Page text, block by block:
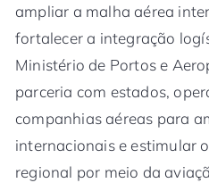
ampliar a malha aérea
fortalecer a integração
Ministério de Portos e
parceria com estados,
companhias aéreas para
internacionais e estimular
regional por meio da